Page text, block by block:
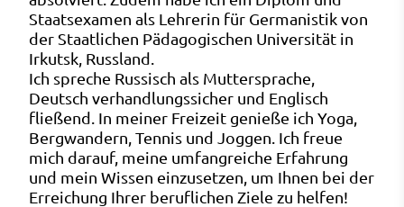
Staatsexamen als Lehrerin für Germanistik von
der Staatlichen Pädagogischen Universität in
Irkutsk, Russland.
Ich spreche Russisch als Muttersprache,
Deutsch verhandlungssicher und Englisch
fließend. In meiner Freizeit genieße ich Yoga,
Bergwandern, Tennis und Joggen. Ich freue
mich darauf, meine umfangreiche Erfahrung
und mein Wissen einzusetzen, um Ihnen bei der
Erreichung Ihrer beruflichen Ziele zu helfen!